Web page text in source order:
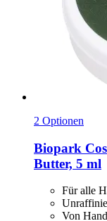
2 Optionen
Biopark
Butter, 5 ml
Für alle
Von